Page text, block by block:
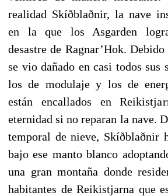
realidad Skíðblaðnir, la nave
en la que los Asgarden
desastre de Ragnar’Hok.
se vio dañado en casi todos sus
los de modulaje y los de
están encallados en
eternidad si no reparan la nave.
temporal de nieve, Skíðblaðnir
bajo ese manto blanco
una gran montaña donde
habitantes de Reikistjarna que